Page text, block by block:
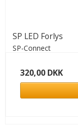
SP LED Forlys
SP-Connect
320,00 DKK